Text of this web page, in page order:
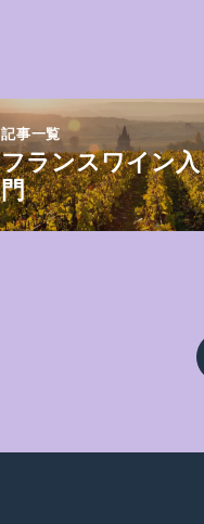
記事一覧
フランスワイン入
門